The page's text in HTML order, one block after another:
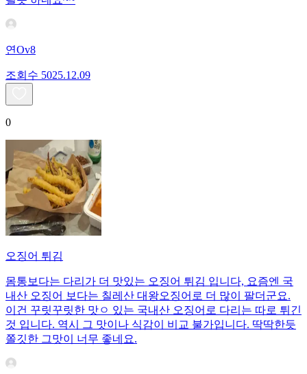
연Ov8
조회수 5025.12.09
0
오징어 튀김
몸통보다는 다리가 더 맛있는 오징어 튀김 입니다, 요즘엔 국
내산 오징어 보다는 칠레산 대왕오징어로 더 많이 팔더군요.
이건 꾸릿꾸릿한 맛ㅇ 있는 국내산 오징어로 다리는 따로 튀긴
것 입니다. 역시 그 맛이나 식감이 비교 불가입니다. 딱딱한듯
쫄깃한 그맛이 너무 좋네요.